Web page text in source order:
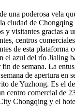
poderosa vela
ciudad de
visitantes gracias a
centros
de esta plataforma
azul del río Jialing
de semana. La
de apertura en
de Yuzhong. Es el
comercial de
Chongqing y el